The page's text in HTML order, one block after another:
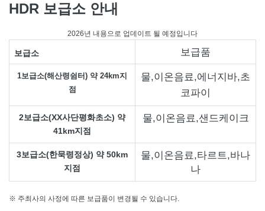
HDR 보급소 안내
2026년 내용으로 업데이트 될 예정입니다
보급소 보급품
1보급소(해산령쉼터) 약 24km지
점
물,이온음료,에너지바,초
코파이
2보급소(XX사단평화초소) 약
41km지점
물,이온음료,샌드케이크
3보급소(한묵령정상) 약 50km
지점
물,이온음료,타르트,바나
나
※ 주최사의 사정에 따른 보급품이 변경될 수 있습니다.